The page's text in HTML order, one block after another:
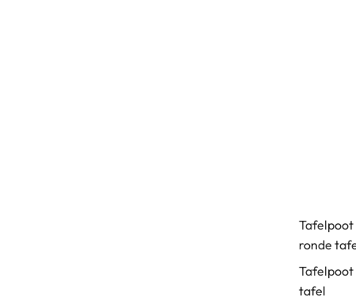
Tafelpoot
ronde
Tafelpoot
tafel